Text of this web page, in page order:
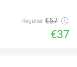
Regulier €57
€37